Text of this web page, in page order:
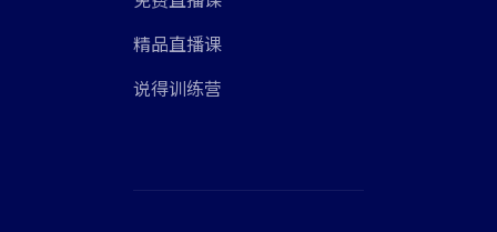
精品直播课
说得训练营